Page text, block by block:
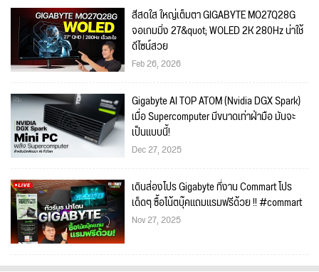
สีสดใส ใหญ่เต็มตา GIGABYTE MO27Q28G
จอเกมมิ่ง 27&quot; WOLED 2K 280Hz น่าใช้
ดีไซน์สวย
Feb 26, 2026
Gigabyte AI TOP ATOM (Nvidia DGX Spark)
เมื่อ Supercomputer มีขนาดเท่าฝ่ามือ มันจะ
เป็นแบบนี้!
Dec 27, 2025
เดินส่องโปร Gigabyte ที่งาน Commart โปร
เด็ดๆ ซื้อโน้ตบุ๊คแถมแรมฟรีด้วย !! #commart
Nov 27, 2025